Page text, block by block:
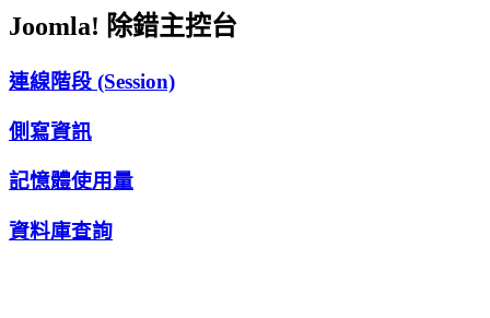
Joomla! 除錯主控台
連線階段 (Session)
側寫資訊
記憶體使用量
資料庫查詢